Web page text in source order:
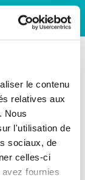
le contenu
relatives aux
Nous
l'utilisation de
sociaux, de
celles-ci
fournies